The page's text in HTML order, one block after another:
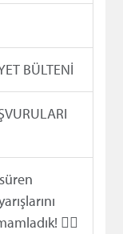
BÜLTENİ
🚴‍♂️